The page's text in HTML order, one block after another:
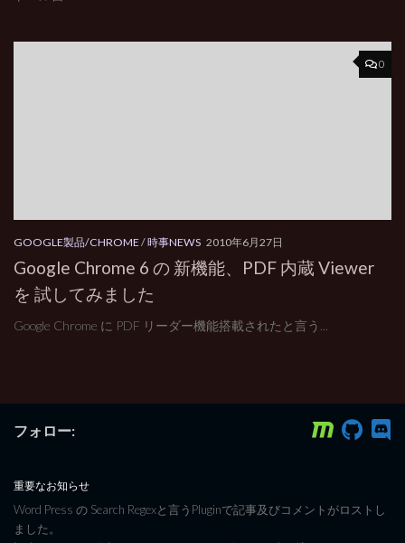
0
GOOGLE製品/CHROME/時事NEWS 2010年6月27日
Google Chrome 6 の 新機能、PDF 内蔵 Viewer
を 試してみました
Google Chrome に PDF リーダー機能搭載されたと言う...
フォロー:
重要なお知らせ
Word Press の Search Regexと言うPluginで記事及びコメントがロストし
ました。